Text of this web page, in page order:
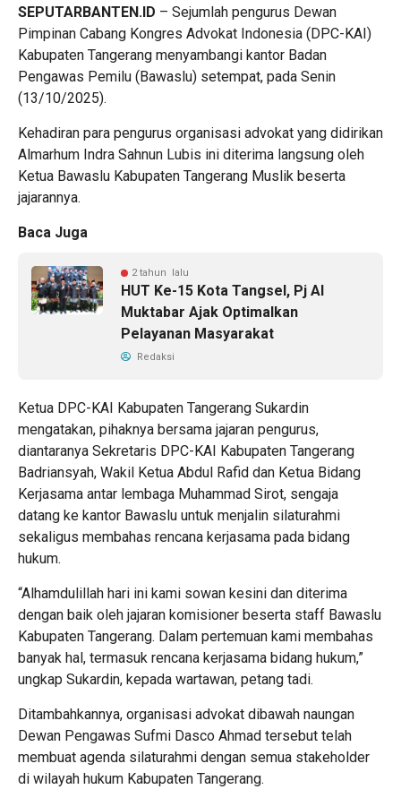
SEPUTARBANTEN.ID – Sejumlah pengurus Dewan
Pimpinan Cabang Kongres Advokat Indonesia (DPC-KAI)
Kabupaten Tangerang menyambangi kantor Badan
Pengawas Pemilu (Bawaslu) setempat, pada Senin
(13/10/2025).
Kehadiran para pengurus organisasi advokat yang didirikan
Almarhum Indra Sahnun Lubis ini diterima langsung oleh
Ketua Bawaslu Kabupaten Tangerang Muslik beserta
jajarannya.
Baca Juga
2 tahun lalu
HUT Ke-15 Kota Tangsel, Pj Al
Muktabar Ajak Optimalkan
Pelayanan Masyarakat
Redaksi
Ketua DPC-KAI Kabupaten Tangerang Sukardin
mengatakan, pihaknya bersama jajaran pengurus,
diantaranya Sekretaris DPC-KAI Kabupaten Tangerang
Badriansyah, Wakil Ketua Abdul Rafid dan Ketua Bidang
Kerjasama antar lembaga Muhammad Sirot, sengaja
datang ke kantor Bawaslu untuk menjalin silaturahmi
sekaligus membahas rencana kerjasama pada bidang
hukum.
“Alhamdulillah hari ini kami sowan kesini dan diterima
dengan baik oleh jajaran komisioner beserta staff Bawaslu
Kabupaten Tangerang. Dalam pertemuan kami membahas
banyak hal, termasuk rencana kerjasama bidang hukum,”
ungkap Sukardin, kepada wartawan, petang tadi.
Ditambahkannya, organisasi advokat dibawah naungan
Dewan Pengawas Sufmi Dasco Ahmad tersebut telah
membuat agenda silaturahmi dengan semua stakeholder
di wilayah hukum Kabupaten Tangerang.